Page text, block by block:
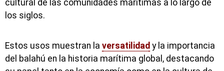
cultural de las comunidades marítimas a lo largo de
los siglos.
Estos usos muestran la versatilidad y la importancia
del balahú en la historia marítima global, destacando